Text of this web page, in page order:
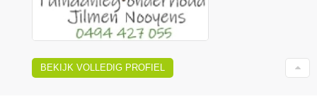
BEKIJK VOLLEDIG PROFIEL